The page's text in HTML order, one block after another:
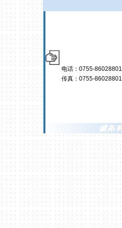
电话：0755-86028801
传真：0755-86028801